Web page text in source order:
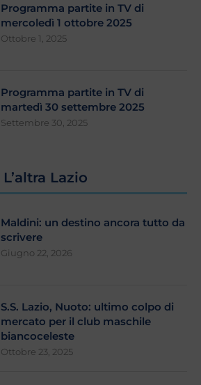
Programma partite in TV di
mercoledì 1 ottobre 2025
Ottobre 1, 2025
Programma partite in TV di
martedì 30 settembre 2025
Settembre 30, 2025
L’altra Lazio
Maldini: un destino ancora tutto da
scrivere
Giugno 22, 2026
S.S. Lazio, Nuoto: ultimo colpo di
mercato per il club maschile
biancoceleste
Ottobre 23, 2025